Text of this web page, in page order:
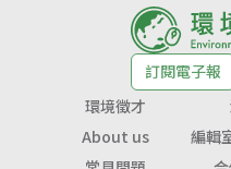
訂閱電子報
環境徵才
About us
編輯